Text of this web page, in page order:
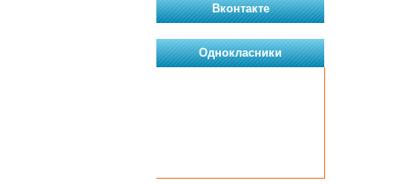
Вконтакте
Однокласники